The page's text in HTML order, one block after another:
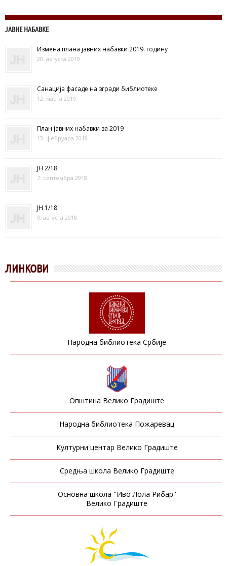
ЈАВНЕ НАБАВКЕ
Измена плана јавних набавки 2019. годину
20. августа 2019.
Санација фасаде на згради библиотеке
12. марта 2019.
План јавних набавки за 2019
13. фебруара 2019.
ЈН 2/18
7. септембра 2018.
ЈН 1/18
9. августа 2018.
ЛИНКОВИ
Народна библиотека Србије
Општина Велико Градиште
Народна библиотека Пожаревац
Културни центар Велико Градиште
Средња школа Велико Градиште
Основна школа ''Иво Лола Рибар''
Велико Градиште